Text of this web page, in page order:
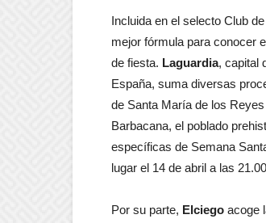
Incluida en el selecto Club
mejor fórmula para conocer
de fiesta. Laguardia, capital
España, suma diversas
de Santa María de los
Barbacana, el poblado
específicas de Semana
lugar el 14 de abril a las
Por su parte, Elciego acoge